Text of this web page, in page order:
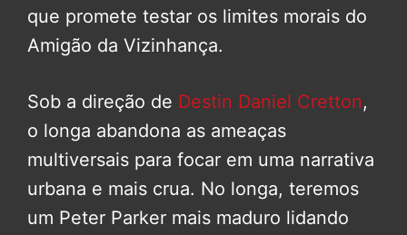
que promete testar os limites morais do
Amigão da Vizinhança.
Sob a direção de Destin Daniel Cretton,
o longa abandona as ameaças
multiversais para focar em uma narrativa
urbana e mais crua. No longa, teremos
um Peter Parker mais maduro lidando